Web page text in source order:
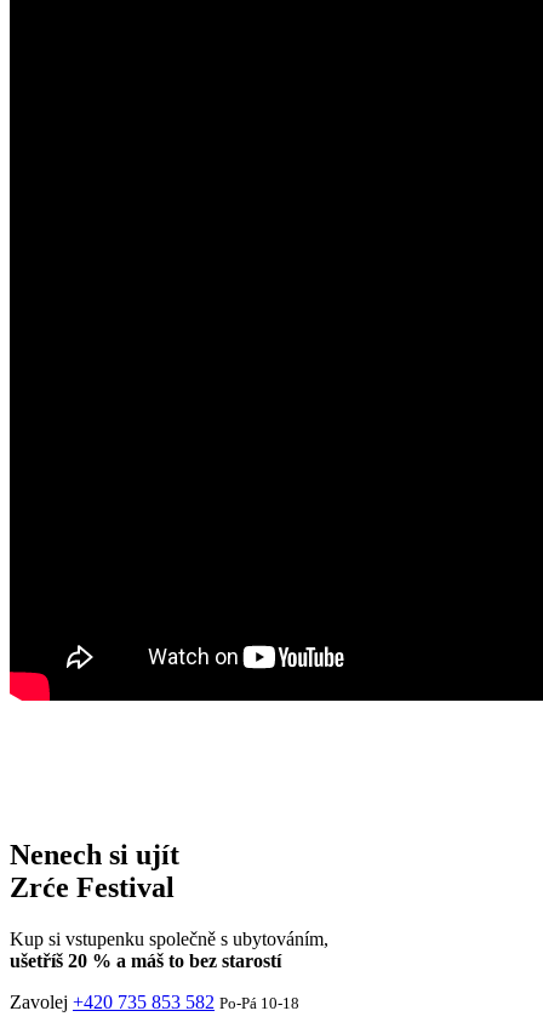
Nenech si ujít
Zrće Festival
Kup si vstupenku společně s ubytováním,
ušetříš 20 % a máš to bez starostí
Zavolej +420 735 853 582 Po-Pá 10-18